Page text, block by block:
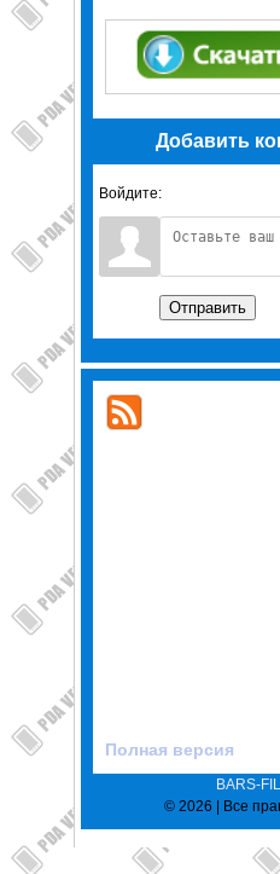
Добавить
Войдите:
Отправить
Полная версия
BARS-
© 2026 | Все